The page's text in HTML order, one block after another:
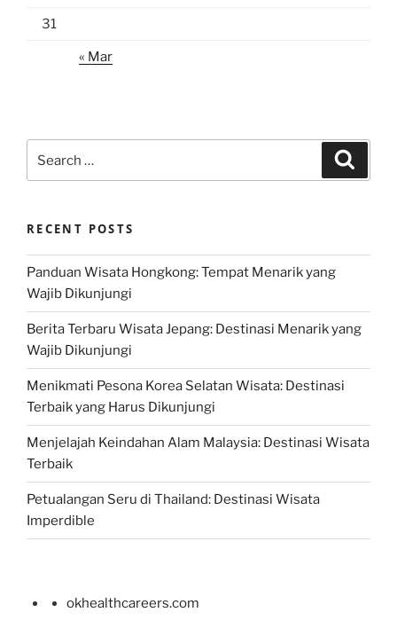
31
« Mar
for:
RECENT POSTS
Panduan Wisata Hongkong: Tempat Menarik yang
Wajib Dikunjungi
Berita Terbaru Wisata Jepang: Destinasi Menarik yang
Wajib Dikunjungi
Menikmati Pesona Korea Selatan Wisata: Destinasi
Terbaik yang Harus Dikunjungi
Menjelajah Keindahan Alam Malaysia: Destinasi Wisata
Terbaik
Petualangan Seru di Thailand: Destinasi Wisata
Imperdible
okhealthcareers.com